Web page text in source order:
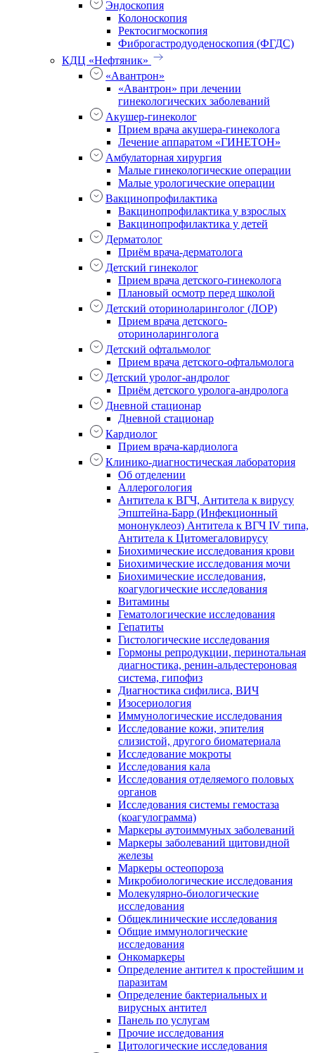
Эндоскопия
Колоноскопия
Ректосигмоскопия
Фиброгастродуоденоскопия (ФГДС)
КДЦ «Нефтяник»
«Авантрон»
«Авантрон» при лечении
гинекологических заболеваний
Акушер-гинеколог
Прием врача акушера-гинеколога
Лечение аппаратом «ГИНЕТОН»
Амбулаторная хирургия
Малые гинекологические операции
Малые урологические операции
Вакцинопрофилактика
Вакцинопрофилактика у взрослых
Вакцинопрофилактика у детей
Дерматолог
Приём врача-дерматолога
Детский гинеколог
Прием врача детского-гинеколога
Плановый осмотр перед школой
Детский оториноларинголог (ЛОР)
Прием врача детского-
оториноларинголога
Детский офтальмолог
Прием врача детского-офтальмолога
Детский уролог-андролог
Приём детского уролога-андролога
Дневной стационар
Дневной стационар
Кардиолог
Прием врача-кардиолога
Клинико-диагностическая лаборатория
Об отделении
Аллерогология
Антитела к ВГЧ, Антитела к вирусу
Эпштейна-Барр (Инфекционный
мононуклеоз) Антитела к ВГЧ IV типа,
Антитела к Цитомегаловирусу
Биохимические исследования крови
Биохимические исследования мочи
Биохимические исследования,
коагулогические исследования
Витамины
Гематологические исследования
Гепатиты
Гистологические исследования
Гормоны репродукции, перинотальная
диагностика, ренин-альдестероновая
система, гипофиз
Диагностика сифилиса, ВИЧ
Изосериология
Иммунологические исследования
Исследование кожи, эпителия
слизистой, другого биоматериала
Исследование мокроты
Исследования кала
Исследования отделяемого половых
органов
Исследования системы гемостаза
(коагулограмма)
Маркеры аутоиммуных заболеваний
Маркеры заболеваний щитовидной
железы
Маркеры остеопороза
Микробиологические исследования
Молекулярно-биологические
исследования
Общеклинические исследования
Общие иммунологические
исследования
Онкомаркеры
Определение антител к простейшим и
паразитам
Определение бактериальных и
вирусных антител
Панель по услугам
Прочие исследования
Цитологические исследования